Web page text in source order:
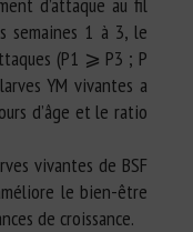
semaines 1 à 3, le
(P1 ⩾ P3 ; P
YM vivantes a
d’âge et le ratio
vivantes de BSF
le bien-être
de croissance.